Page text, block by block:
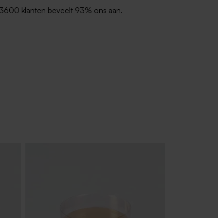
klanten beveelt 93% ons aan.